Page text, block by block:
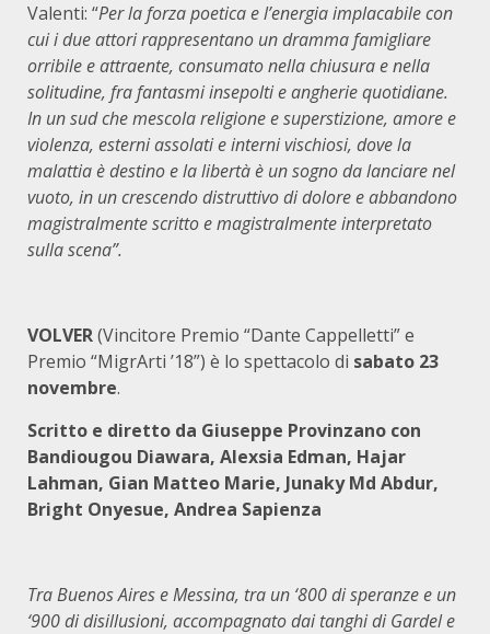
Valenti: “Per la forza poetica e l’energia implacabile con
cui i due attori rappresentano un dramma famigliare
orribile e attraente, consumato nella chiusura e nella
solitudine, fra fantasmi insepolti e angherie quotidiane.
In un sud che mescola religione e superstizione, amore e
violenza, esterni assolati e interni vischiosi, dove la
malattia è destino e la libertà è un sogno da lanciare nel
vuoto, in un crescendo distruttivo di dolore e abbandono
magistralmente scritto e magistralmente interpretato
sulla scena”.
VOLVER(Vincitore Premio “Dante Cappelletti” e
Premio “MigrArti ’18”) è lo spettacolo di sabato 23
novembre.
Scritto e diretto da Giuseppe Provinzano con
Bandiougou Diawara, Alexsia Edman, Hajar
Lahman, Gian Matteo Marie, Junaky Md Abdur,
Bright Onyesue, Andrea Sapienza
Tra Buenos Aires e Messina, tra un ‘800 di speranze e un
‘900 di disillusioni, accompagnato dai tanghi di Gardel e